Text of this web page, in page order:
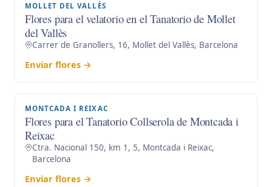
MOLLET DEL VALLÈS
Flores para el velatorio en el Tanatorio de Mollet
del Vallès
Carrer de Granollers, 16, Mollet del Vallès, Barcelona
Enviar flores →
MONTCADA I REIXAC
Flores para el Tanatorio Collserola de Montcada i
Reixac
Ctra. Nacional 150, km 1, 5, Montcada i Reixac,
Barcelona
Enviar flores →